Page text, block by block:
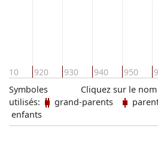
910 920 930 940 950
Cliquez sur le
Symboles
utilisés:
grand-parents
enfants